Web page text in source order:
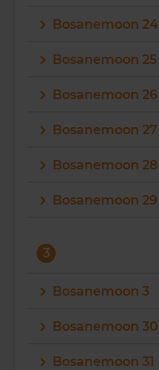
Bosanemoon 24
Bosanemoon 25
Bosanemoon 26
Bosanemoon 27
Bosanemoon 28
Bosanemoon 29
3
Bosanemoon 3
Bosanemoon 30
Bosanemoon 31